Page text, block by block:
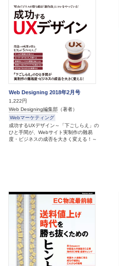
Web Designing 2018年2月号
1,222円
Web Designing編集部 （著者）
Webマーケティング
成功するUXデザイン～「下ごしらえ」の
ひと手間が、Webサイト実制作の難易
度・ビジネスの成否を大きく変える！～